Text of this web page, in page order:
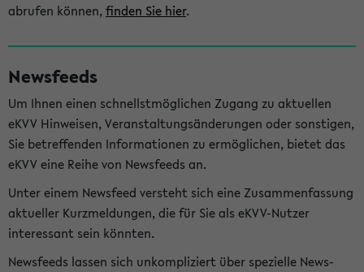
abrufen können, finden Sie hier.
Newsfeeds
Um Ihnen einen schnellstmöglichen Zugang zu aktuellen
eKVV Hinweisen, Veranstaltungsänderungen oder sonstigen,
Sie betreffenden Informationen zu ermöglichen, bietet das
eKVV eine Reihe von Newsfeeds an.
Unter einem Newsfeed versteht sich eine Zusammenfassung
aktueller Kurzmeldungen, die für Sie als eKVV-Nutzer
interessant sein könnten.
Newsfeeds lassen sich unkompliziert über spezielle News-